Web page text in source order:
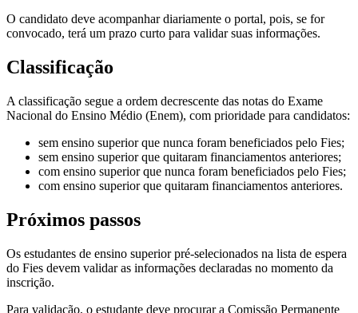
O candidato deve acompanhar diariamente o portal, pois, se for
convocado, terá um prazo curto para validar suas informações.
Classificação
A classificação segue a ordem decrescente das notas do Exame
Nacional do Ensino Médio (Enem), com prioridade para candidatos:
sem ensino superior que nunca foram beneficiados pelo Fies;
sem ensino superior que quitaram financiamentos anteriores;
com ensino superior que nunca foram beneficiados pelo Fies;
com ensino superior que quitaram financiamentos anteriores.
Próximos passos
Os estudantes de ensino superior pré-selecionados na lista de espera
do Fies devem validar as informações declaradas no momento da
inscrição.​​
​​Para validação, o estudante deve procurar a Comissão Permanente